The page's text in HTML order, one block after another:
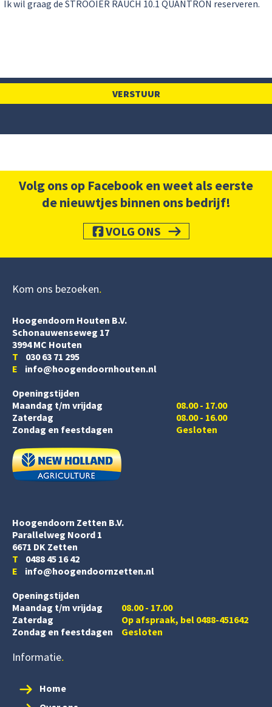
Volg ons op Facebook en weet als eerste
de nieuwtjes binnen ons bedrijf!
VOLG ONS
Kom ons bezoeken
Hoogendoorn Houten B.V.
Schonauwenseweg 17
3994 MC Houten
T 030 63 71 295
E info@hoogendoornhouten.nl
Openingstijden
Maandag t/m vrijdag
Zaterdag
08.00 - 17.00
08.00 - 16.00
Zondag en feestdagen
Gesloten
Hoogendoorn Zetten B.V.
Parallelweg Noord 1
6671 DK Zetten
T 0488 45 16 42
E info@hoogendoornzetten.nl
Openingstijden
Maandag t/m vrijdag
08.00 - 17.00
Zaterdag
Op afspraak, bel 0488-451642
Zondag en feestdagen
Gesloten
Informatie
Home